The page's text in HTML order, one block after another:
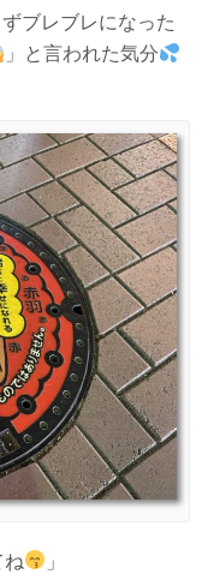
ブレブレになった
」と言われた気分
ね
」